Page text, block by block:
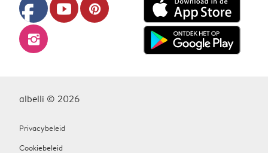
facebook youtube pinterest
instagram
albelli © 2026
Privacybeleid
Cookiebeleid